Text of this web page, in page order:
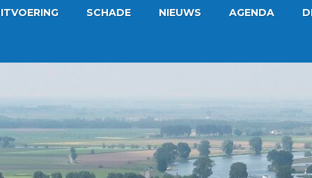
SCHADE NIEUWS AGENDA